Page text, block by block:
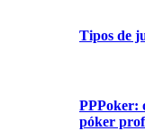
Tipos de
PPPoker:
póker